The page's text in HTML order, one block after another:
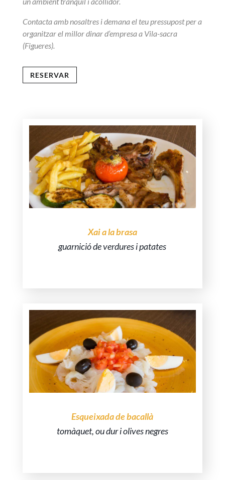
Contacta amb nosaltres i demana el teu pressupost per a
organitzar el millor dinar d’empresa a Vila-sacra
(Figueres).
RESERVAR
Xai a la brasa
guarnició de verdures i patates
Esqueixada de bacallà
tomàquet, ou dur i olives negres